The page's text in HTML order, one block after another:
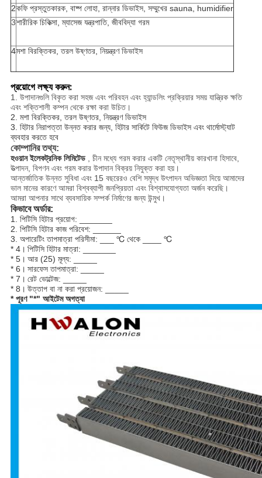
2কফি প্রস্তুতকারক, বাষ্প লোহা, রান্নার ডিভাইস, সম্মুখের sauna, humidifier
3শারীরিক চিকিত্সা, ম্যাসেজ যন্ত্রপাতি, জীববিদ্যা গরম
4মশা বিরক্তিকর, তরল উষ্ণতর, নিয়ন্ত্রণ ডিভাইস
প্রয়োগে লক্ষ্য করুন:
1. উপাদানগুলি বিকৃত করা সহজ এবং পরিবহন এবং হ্যান্ডলিং প্রক্রিয়ার সময় যান্ত্রিক ক্ষতি
এবং শক্তিশালী কম্পন থেকে রক্ষা করা উচিত।
2. মশা বিরক্তিকর, তরল উষ্ণতর, নিয়ন্ত্রণ ডিভাইস
3. হিটার নিরাপত্তা উন্নত করার জন্য, হিটার সার্কিটে ফিউজ ডিভাইস এবং থার্মোস্ট্যাট
ব্যবহার করতে হবে
কোম্পানির তথ্য:
হওয়ান ইলেকট্রনিক লিমিটেড, চীন মধ্যে গরম করার একটি নেতৃস্থানীয় কারখানা হিসাবে,
উত্পাদন, বিপণন এবং গরম করার উপাদান বিক্রয় নিযুক্ত করা হয়।
আন্তর্জাতিক উন্নত সুবিধা এবং 15 বছরেরও বেশি সমৃদ্ধ উৎপাদন অভিজ্ঞতা দিয়ে আমাদের
ভাল মানের কারণে আমরা বিশ্বব্যাপী জনপ্রিয়তা এবং বিশ্বাসযোগ্যতা অর্জন করেছি।
আমরা আপনার সাথে ব্যবসায়িক সম্পর্ক নির্মাণের জন্য উন্মুখ।
কিভাবে অর্ডার:
1. পিটিসি হিটার প্রয়োগ: _______
2. পিটিসি হিটার কাজ পরিবেশ: ______
3. অপারেটিং তাপমাত্রা পরিসীমা: ___
℃ থেকে ____
℃
* 4। পিটিসি হিটার মাত্রা: _______
* 5। আর (25) মূল্য: _____
* 6। সারফেস তাপমাত্রা: _____
* 7। রেট ভোল্টেজ: _____
* 8। উত্তাপ বা না করা প্রয়োজন: _____
* পূরণ "*" আইটেম অগত্যা